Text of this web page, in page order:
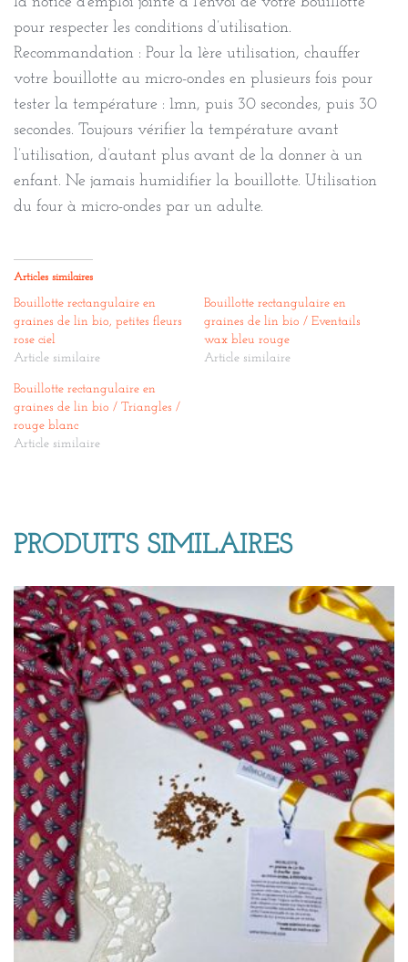
pour respecter les conditions d’utilisation.
Recommandation : Pour la 1ère utilisation, chauffer
votre bouillotte au micro-ondes en plusieurs fois pour
tester la température : 1mn, puis 30 secondes, puis 30
secondes. Toujours vérifier la température avant
l’utilisation, d’autant plus avant de la donner à un
enfant. Ne jamais humidifier la bouillotte. Utilisation
du four à micro-ondes par un adulte.
Articles similaires
Bouillotte rectangulaire en
graines de lin bio, petites fleurs
rose ciel
Article similaire
Bouillotte rectangulaire en
graines de lin bio / Eventails
wax bleu rouge
Article similaire
Bouillotte rectangulaire en
graines de lin bio / Triangles /
rouge blanc
Article similaire
PRODUITS SIMILAIRES